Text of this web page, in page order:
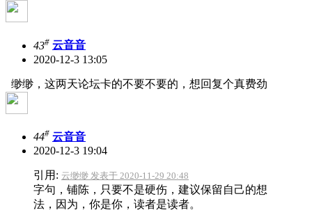
43# 云音音
2020-12-3 13:05
缈缈，这两天论坛卡的不要不要的，想回复个真费劲
44# 云音音
2020-12-3 19:04
引用: 云缈缈 发表于 2020-11-29 20:48
字句，铺陈，只要不是硬伤，建议保留自己的想
法，因为，你是你，读者是读者。